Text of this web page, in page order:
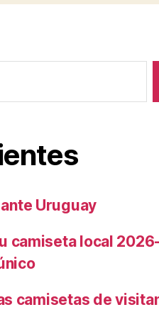
Uruguay
camiseta local
camisetas de